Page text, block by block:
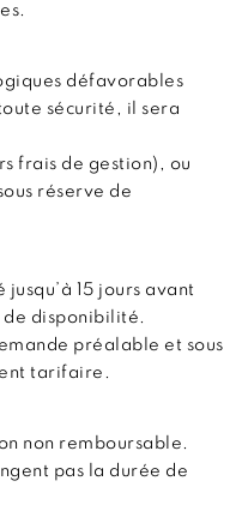
défavorables
sécurité, il sera
frais de gestion), ou
réserve de
15 jours avant
de disponibilité.
préalable et sous
tarifaire.
non remboursable.
pas la durée de